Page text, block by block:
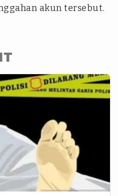
akun tersebut.